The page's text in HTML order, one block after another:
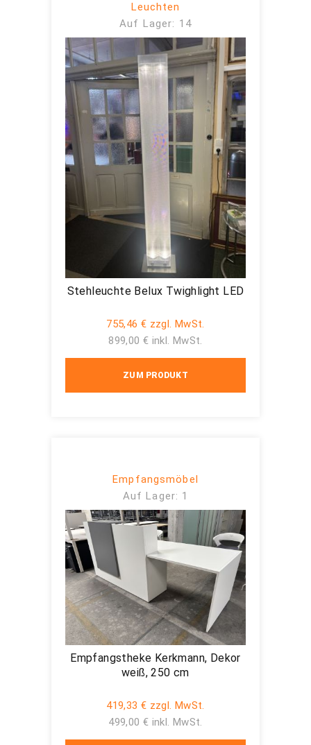
Leuchten
Auf Lager: 14
Stehleuchte Belux Twighlight LED
755,46 € zzgl. MwSt.
899,00 € inkl. MwSt.
ZUM PRODUKT
Empfangsmöbel
Auf Lager: 1
Empfangstheke Kerkmann, Dekor
weiß, 250 cm
419,33 € zzgl. MwSt.
499,00 € inkl. MwSt.